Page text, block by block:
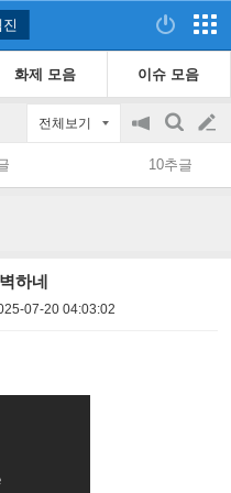
진
화제 모음 이슈 모음
전체보기
공
지
on/off
검
색
글
쓰
10추글
하네
07-20 04:03:02